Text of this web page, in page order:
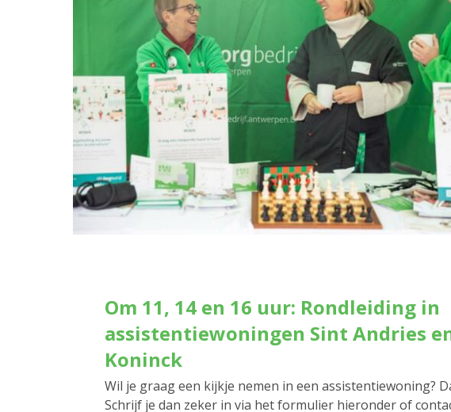
Om 11, 14 en 16 uur: Rondleiding in
assistentiewoningen Sint Andries
Koninck
Wil je graag een kijkje nemen in een assistentiewoning?
Schrijf je dan zeker in via het formulier hieronder of